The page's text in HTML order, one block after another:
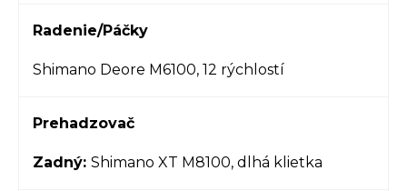
Radenie/Páčky
Shimano Deore M6100, 12 rýchlostí
Prehadzovač
Zadný: Shimano XT M8100, dlhá klietka